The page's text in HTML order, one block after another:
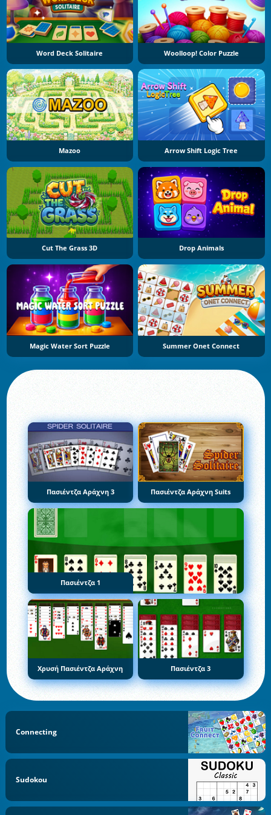
Word Deck Solitaire Woolloop! Color Puzzle
Mazoo Arrow Shift Logic Tree
Cut The Grass 3D Drop Animals
Magic Water Sort Puzzle Summer Onet Connect
Πασιέντζα Αράχνη 3 Πασιέντζα Αράχνη Suits
Πασιέντζα 1
Χρυσή Πασιέντζα Αράχνη Πασιέντζα 3
Connecting
Sudokou